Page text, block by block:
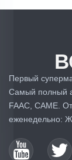
Первый
Самый полный
FAAC, CAME.
еженедельно: